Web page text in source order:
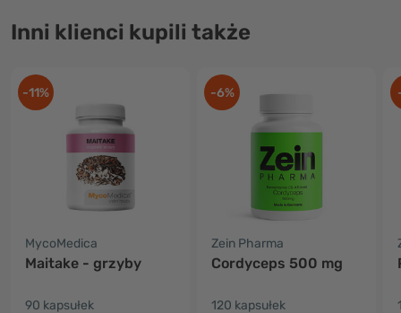
Inni klienci kupili także
-11%
MycoMedica
Maitake - grzyby
90 kapsułek
-6%
Zein Pharma
Cordyceps 500 mg
120 kapsułek